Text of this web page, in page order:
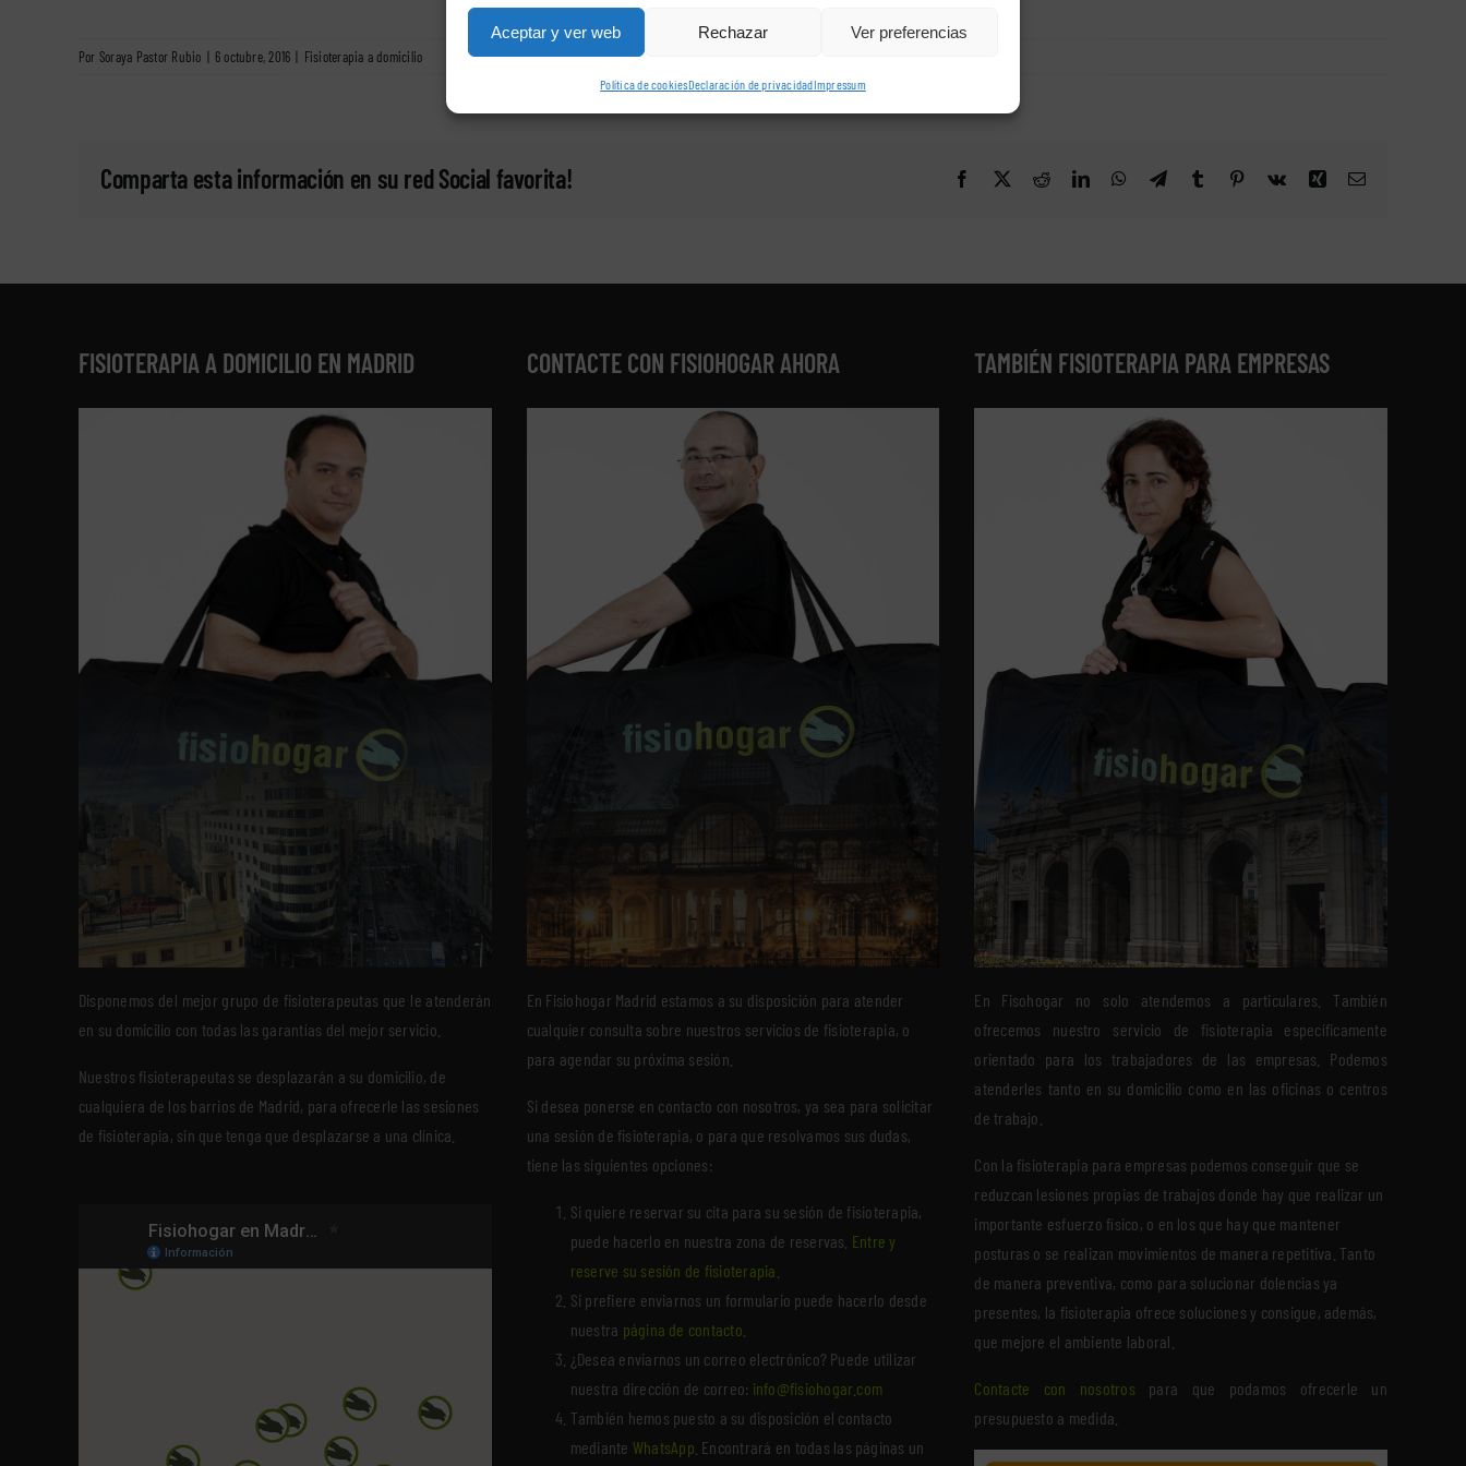
Aceptar y ver web Rechazar Ver preferencias
Política de cookiesDeclaración de privacidadImpressum
Por Soraya Pastor Rubio 6 octubre, 2016 Fisioterapia a domicilio
Comparta esta información en su red Social favorita! Facebook
X RedditLinkedInWhatsApp
TelegramTumblr Pinterest
Vk Xing Correo
FISIOTERAPIA A DOMICILIO EN MADRID
Disponemos del mejor grupo de fisioterapeutas que le atenderán
en su domicilio con todas las garantías del mejor servicio.
Nuestros fisioterapeutas se desplazarán a su domicilio, de
cualquiera de los barrios de Madrid, para ofrecerle las sesiones
de fisioterapia, sin que tenga que desplazarse a una clínica.
CONTACTE CON FISIOHOGAR AHORA
En Fisiohogar Madrid estamos a su disposición para atender
cualquier consulta sobre nuestros servicios de fisioterapia, o
para agendar su próxima sesión.
Si desea ponerse en contacto con nosotros, ya sea para solicitar
una sesión de fisioterapia, o para que resolvamos sus dudas,
tiene las siguientes opciones:
Si quiere reservar su cita para su sesión de fisioterapia,
puede hacerlo en nuestra zona de reservas. Entre y
reserve su sesión de fisioterapia
Si prefiere enviarnos un formulario puede hacerlo desde
nuestra página de contacto
¿Desea enviarnos un correo electrónico? Puede utilizar
nuestra dirección de correo: info@fisiohogar.com
También hemos puesto a su disposición el contacto
mediante WhatsApp . Encontrará en todas las páginas un
TAMBIÉN FISIOTERAPIA PARA EMPRESAS
En Fisohogar no solo atendemos a particulares. También
ofrecemos nuestro servicio de fisioterapia específicamente
orientado para los trabajadores de las empresas. Podemos
atenderles tanto en su domicilio como en las oficinas o centros
de trabajo.
Con la fisioterapia para empresas podemos conseguir que se
reduzcan lesiones propias de trabajos donde hay que realizar un
importante esfuerzo físico, o en los que hay que mantener
posturas o se realizan movimientos de manera repetitiva. Tanto
de manera preventiva, como para solucionar dolencias ya
presentes, la fisioterapia ofrece soluciones y consigue, además,
que mejore el ambiente laboral.
Contacte con nosotros para que podamos ofrecerle un
presupuesto a medida.